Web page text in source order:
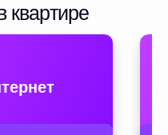
квартире